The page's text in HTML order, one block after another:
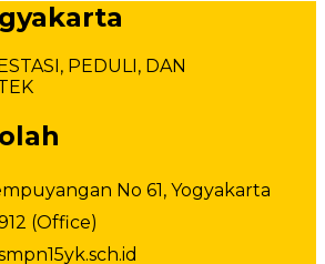
PEDULI, DAN
No 61, Yogyakarta
(Office)